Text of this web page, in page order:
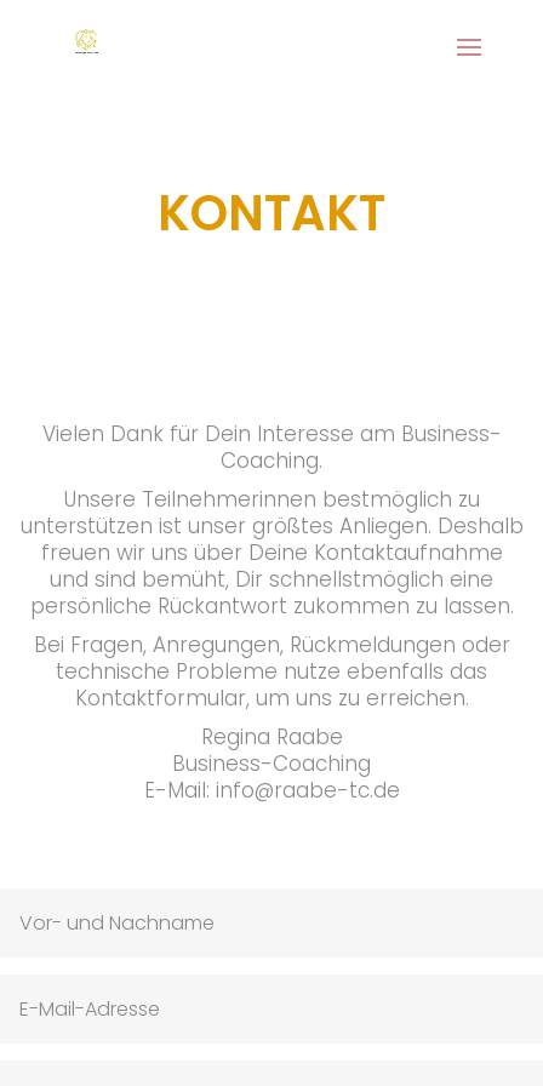
KONTAKT
Vielen Dank für Dein Interesse am Business-
Coaching.
Unsere Teilnehmerinnen bestmöglich zu
unterstützen ist unser größtes Anliegen. Deshalb
freuen wir uns über Deine Kontaktaufnahme
und sind bemüht, Dir schnellstmöglich eine
persönliche Rückantwort zukommen zu lassen.
Bei Fragen, Anregungen, Rückmeldungen oder
technische Probleme nutze ebenfalls das
Kontaktformular, um uns zu erreichen.
Regina Raabe
Business-Coaching
E-Mail: info@raabe-tc.de